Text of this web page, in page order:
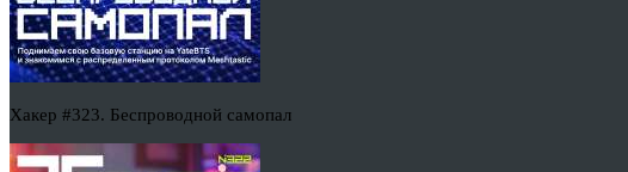
Хакер #323. Беспроводной самопал